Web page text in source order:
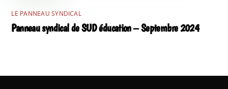
LE PANNEAU SYNDICAL
Panneau syndical de SUD éducation – Septembre 2024